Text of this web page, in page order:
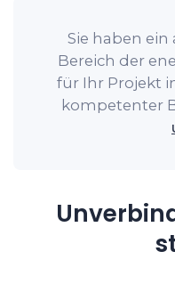
Sie haben
Bereich der
für Ihr Projekt
kompetenter